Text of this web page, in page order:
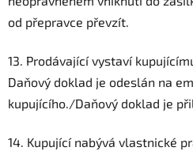
od přepravce převzít.
13. Prodávající vystaví
Daňový doklad je odeslán na
kupujícího./Daňový doklad je
14. Kupující nabývá vlastnické